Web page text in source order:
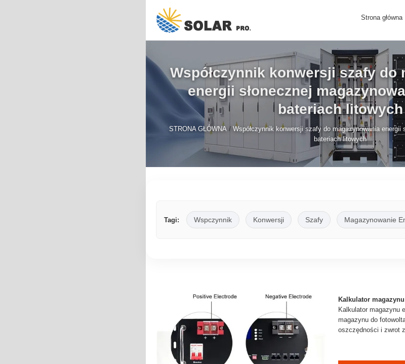
Strona główna
Współczynnik konwersji szafy do
energii słonecznej
bateriach litowych
STRONA GŁÓWNA / Współczynnik konwersji szafy do magazynowania energii
bateriach litowych
Tagi: Wspczynnik Konwersji Szafy Magazynowanie
Kalkulator
Kalkulator magazynu
magazynu do
oszczędności i zwrot